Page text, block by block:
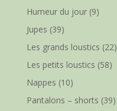
Humeur du jour(9)
Jupes (39)
Les grands loustics (22)
Les petits loustics (58)
Nappes (10)
Pantalons – shorts (39)